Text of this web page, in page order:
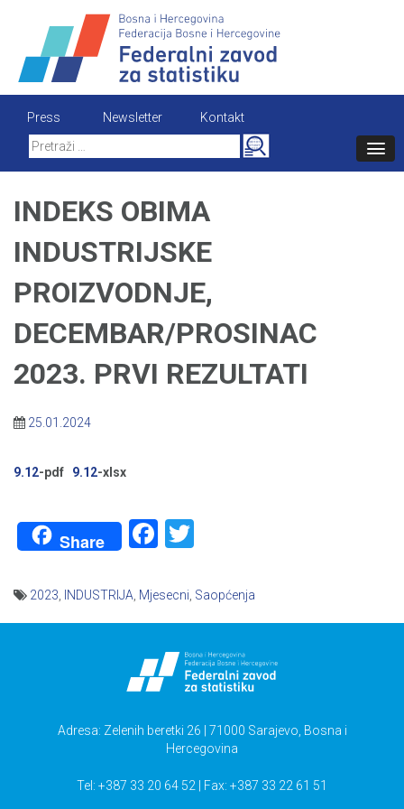
content
Press Newsletter
Kontakt
Search
for:
INDEKS OBIMA
INDUSTRIJSKE
PROIZVODNJE,
DECEMBAR/PROSINAC
2023. PRVI REZULTATI
25.01.2024
9.12-pdf 9.12-xlsx
Share Facebook
2023 INDUSTRIJA Mjesecni Saopćenja
Adresa: Zelenih beretki 26 | 71000 Sarajevo, Bosna i
Hercegovina
Tel: +387 33 20 64 52 | Fax: +387 33 22 61 51